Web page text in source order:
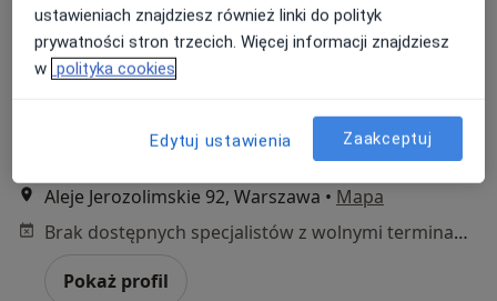
Centrum Medyczne MediSpace
Pediatria, Interna, Gastrologia Więcej
4867 opinii
Adres 2
Aleje Jerozolimskie 92, Warszawa • Mapa
Brak dostępnych specjalistów z wolnymi terminami w tym centrum medycznym.
Pokaż profil
ustawieniach znajdziesz również linki do polityk
prywatności stron trzecich. Więcej informacji znajdziesz
w polityka cookies
Edytuj ustawienia Zaakceptuj